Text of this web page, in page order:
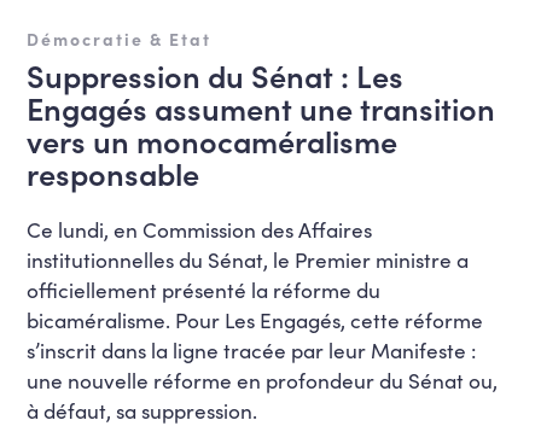
Démocratie & Etat
Suppression du Sénat : Les
Engagés assument une transition
vers un monocaméralisme
responsable
Ce lundi, en Commission des Affaires
institutionnelles du Sénat, le Premier ministre a
officiellement présenté la réforme du
bicaméralisme. Pour Les Engagés, cette réforme
s’inscrit dans la ligne tracée par leur Manifeste :
une nouvelle réforme en profondeur du Sénat ou,
à défaut, sa suppression.